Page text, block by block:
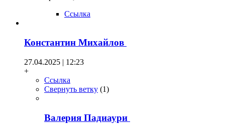
Ссылка
Константин Михайлов
27.04.2025 | 12:23
+
Ссылка
Свернуть ветку (1)
Валерия Падиаури